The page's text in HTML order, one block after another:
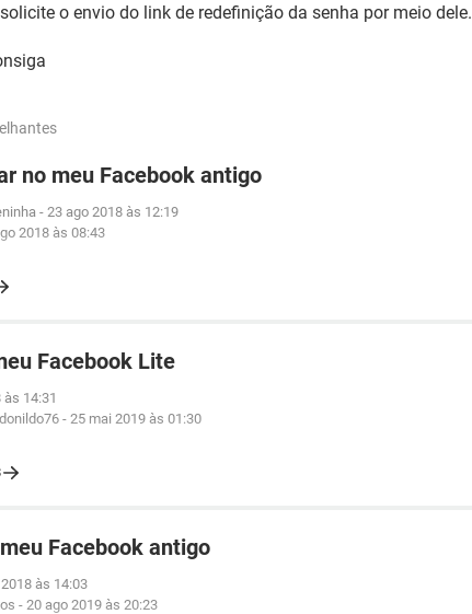
o envio do link de redefinição da senha por meio dele.
no meu Facebook antigo
- 23 ago 2018 às 12:19
2018 às 08:43
Facebook Lite
às 14:31
- 25 mai 2019 às 01:30
Facebook antigo
às 14:03
- 20 ago 2019 às 20:23